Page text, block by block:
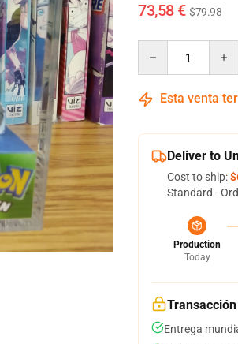
73,58 € $79.98
Esta venta
Deliver to
Cost to ship:
Standard -
Production
Today
Entrega